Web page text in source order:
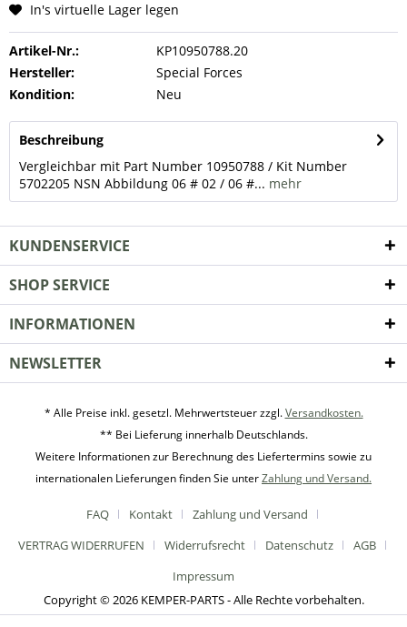
In's virtuelle Lager legen
Artikel-Nr.:
KP10950788.20
Hersteller:
Special Forces
Kondition:
Neu
Beschreibung
Vergleichbar mit Part Number 10950788 / Kit Number
5702205 NSN Abbildung 06 # 02 / 06 #... mehr
KUNDENSERVICE
SHOP SERVICE
INFORMATIONEN
NEWSLETTER
* Alle Preise inkl. gesetzl. Mehrwertsteuer zzgl.Versandkosten.
** Bei Lieferung innerhalb Deutschlands.
Weitere Informationen zur Berechnung des Liefertermins sowie zu
internationalen Lieferungen finden Sie unterZahlung und Versand.
FAQ Kontakt
Zahlung und Versand
VERTRAG WIDERRUFEN
Widerrufsrecht Datenschutz
AGB
Impressum
Copyright © 2026 KEMPER-PARTS - Alle Rechte vorbehalten.